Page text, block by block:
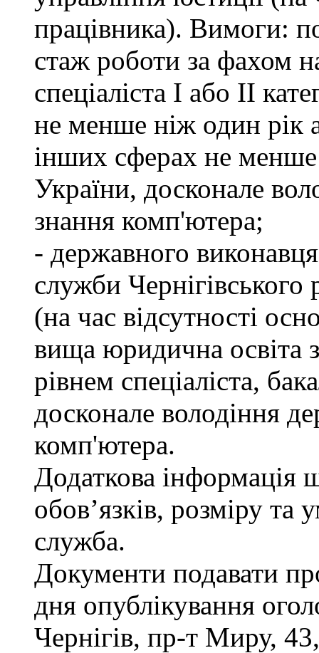
працівника). Вимоги:
стаж роботи за фахом
спеціаліста І або ІІ
не менше ніж один рік
інших сферах не
України, досконале
знання комп'ютера;
- державного
служби Чернігівського
(на час відсутності
вища юридична освіта
рівнем спеціаліста,
досконале володіння
комп'ютера.
Додаткова інформація
обов’язків, розміру та
служба.
Документи подавати
дня опублікування
Чернігів, пр-т Миру,